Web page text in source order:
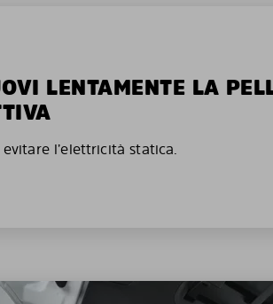
LENTAMENTE LA
l’elettricità statica.